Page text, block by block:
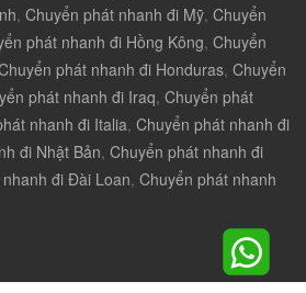
, Chuyển phát nhanh đi Mỹ, Chuyển
phát nhanh đi Hồng Kông, Chuyển
phát nhanh đi Honduras, Chuyển
phát nhanh đi Iraq, Chuyển phát
nhanh đi Italia, Chuyển phát nhanh đi
đi Nhật Bản, Chuyển phát nhanh đi
đi Đài Loan, Chuyển phát nhanh